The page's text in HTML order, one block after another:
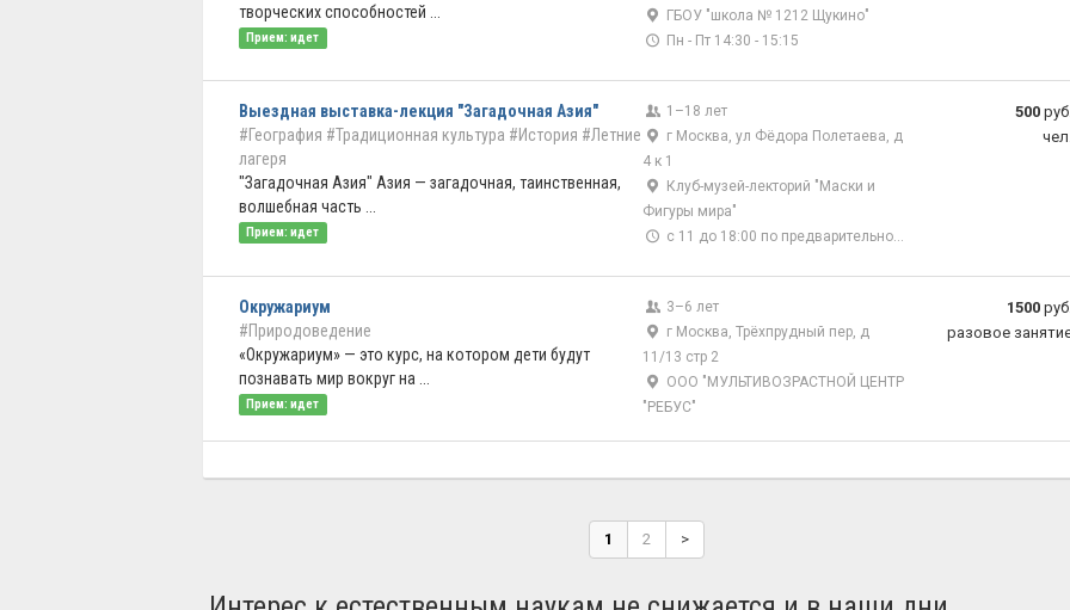
творческих способностей ...
Прием: идет
ГБОУ "школа № 1212 Щукино"
Пн - Пт 14:30 - 15:15
Выездная выставка-лекция "Загадочная Азия"
#География #Традиционная культура #История #Летние
лагеря
"Загадочная Азия" Азия — загадочная, таинственная,
волшебная часть ...
Прием: идет
1–18 лет
г Москва, ул Фёдора Полетаева, д
4 к 1
Клуб-музей-лекторий "Маски и
Фигуры мира"
с 11 до 18:00 по предварительной записи
500
Окружариум
#Природоведение
«Окружариум» — это курс, на котором дети будут
познавать мир вокруг на ...
Прием: идет
3–6 лет
г Москва, Трёхпрудный пер, д
11/13 стр 2
ООО "МУЛЬТИВОЗРАСТНОЙ ЦЕНТР
"РЕБУС"
1500
разовое
1 2 >